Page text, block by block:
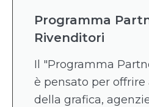
Programma
Rivenditori
Il "Programma
è pensato per offrire
della grafica,